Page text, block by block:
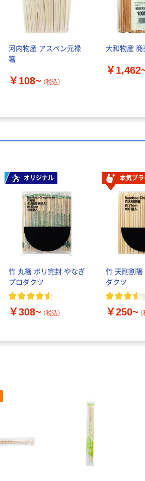
河内物産 アスペン元禄
箸
￥108~ （税込）
大和物産
￥
オリジナル
竹 丸箸 ポリ完封 やなぎ
プロダクツ
￥308~ （税込）
本気プラ
竹 天削割箸
ダクツ
￥250~